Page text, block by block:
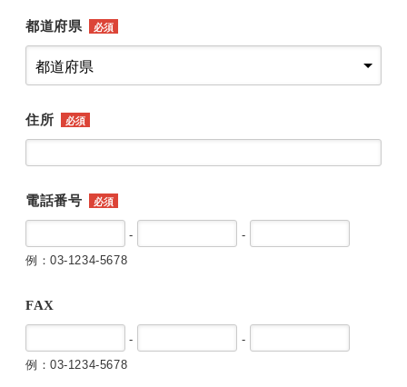
都道府県 必須
住所 必須
電話番号 必須
-
-
例：03-1234-5678
FAX
-
-
例：03-1234-5678